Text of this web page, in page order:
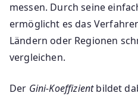
messen. Durch seine
ermöglicht es das
Ländern oder Regionen
vergleichen.
Der Gini-Koeffizientbildet